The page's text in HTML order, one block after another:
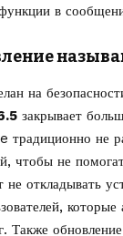
в
на
закрывает
традиционно не
чтобы не
откладывать
Также